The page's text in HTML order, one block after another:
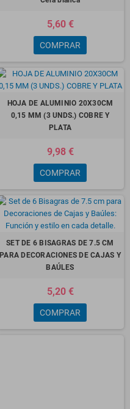
5,60 €
COMPRAR
HOJA DE ALUMINIO 20X30CM
0,15 MM (3 UNDS.) COBRE Y
PLATA
9,98 €
COMPRAR
SET DE 6 BISAGRAS DE 7.5 CM
PARA DECORACIONES DE CAJAS Y
BAÚLES
5,20 €
COMPRAR